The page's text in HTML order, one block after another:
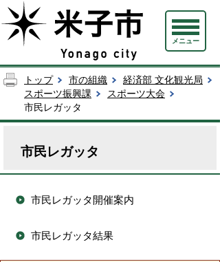
メニュー
トップ 市の組織
経済部 文化観光局
スポーツ振興課
スポーツ大会
市民レガッタ
市民レガッタ
市民レガッタ開催案内
市民レガッタ結果